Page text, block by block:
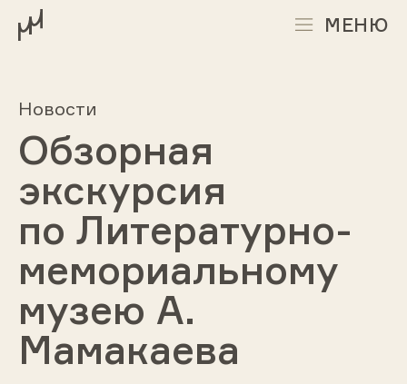
МЕНЮ
Новости
Обзорная
экскурсия
по Литературно-
мемориальному
музею А.
Мамакаева